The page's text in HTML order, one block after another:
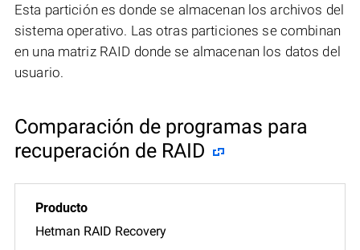
Esta partición es donde se almacenan los archivos del
sistema operativo. Las otras particiones se combinan
en una matriz RAID donde se almacenan los datos del
usuario.
Comparación de programas para
recuperación de RAID
Hetman RAID Recovery